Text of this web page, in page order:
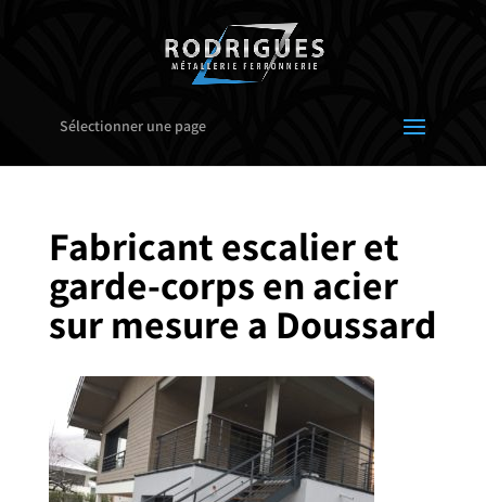
Sélectionner une page
Fabricant escalier et
garde-corps en acier
sur mesure a Doussard